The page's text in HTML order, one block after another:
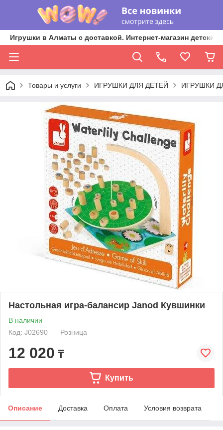
Игрушки в Алматы с доставкой. Интернет-магазин
Товары и услуги ИГРУШКИ ДЛЯ ДЕТЕЙ ИГРУШКИ
Настольная игра-балансир Janod Кувшинки
В наличии
Код: J02690
Розница
12 020 ₸
Купить
Описание Доставка Оплата Условия возврата